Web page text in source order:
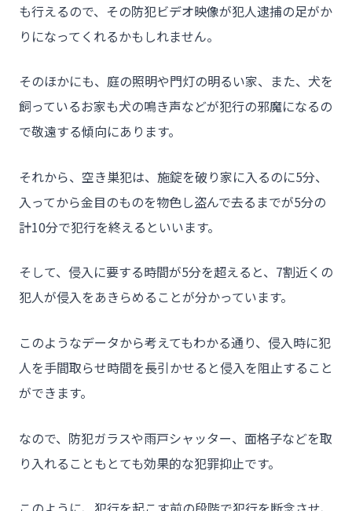
チーム★トウカイセツビ
- トウカイセツビについて
も行えるので、その防犯ビデオ映像が犯人逮捕の足がか
りになってくれるかもしれません。
そのほかにも、庭の照明や門灯の明るい家、また、犬を
飼っているお家も犬の鳴き声などが犯行の邪魔になるの
で敬遠する傾向にあります。
それから、空き巣犯は、施錠を破り家に入るのに5分、
入ってから金目のものを物色し盗んで去るまでが5分の
計10分で犯行を終えるといいます。
そして、侵入に要する時間が5分を超えると、7割近くの
犯人が侵入をあきらめることが分かっています。
このようなデータから考えてもわかる通り、侵入時に犯
人を手間取らせ時間を長引かせると侵入を阻止すること
ができます。
なので、防犯ガラスや雨戸シャッター、面格子などを取
り入れることもとても効果的な犯罪抑止です。